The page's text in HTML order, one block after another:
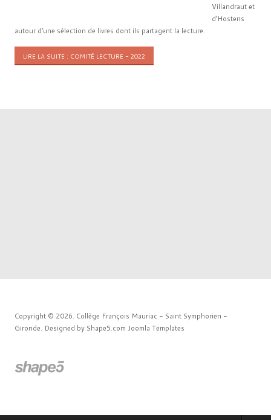
Villandraut et
d’Hostens
autour d’une sélection de livres dont ils partagent la lecture.
LIRE LA SUITE : COMITÉ LECTURE - 2022
Copyright © 2026. Collège François Mauriac - Saint Symphorien -
Gironde. Designed by Shape5.com Joomla Templates